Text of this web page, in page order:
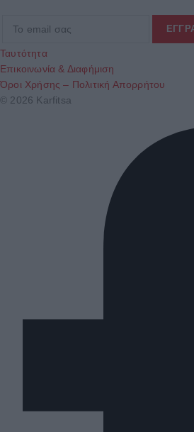
Ταυτότητα
Επικοινωνία & Διαφήμιση
Όροι Χρήσης – Πολιτική Απορρήτου
© 2026 Karfitsa